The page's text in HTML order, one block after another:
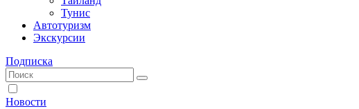
Тунис
Автотуризм
Экскурсии
Подписка
Новости